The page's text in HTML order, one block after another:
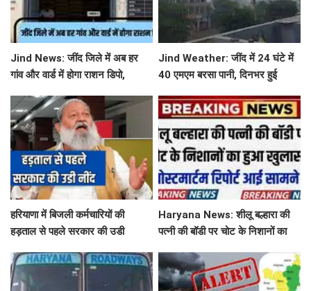
Jind News: जींद जिले में अब हर
गांव और वार्ड में होगा राशन डिपो,
प्राथमिकता
Jind Weather: जींद में 24 घंटे में
40 एमएम बरसा पानी, दिनभर हुई
हरियाणा में बिजली कर्मचारियों की
हड़ताल से पहले सरकार की उडी
Haryana News: शीलू बल्हारा की
पत्नी की बॉडी पर चोट के निशानों का
सामने